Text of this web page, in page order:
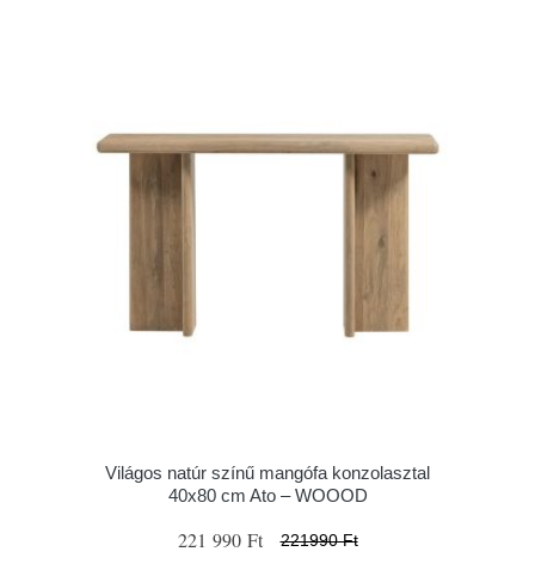
Világos natúr színű mangófa konzolasztal
40x80 cm Ato – WOOOD
221 990 Ft 221990 Ft